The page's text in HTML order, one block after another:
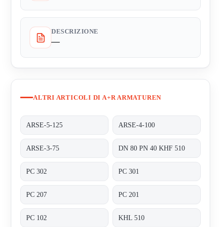
DESCRIZIONE
—
ALTRI ARTICOLI DI A+R ARMATUREN
ARSE-5-125 ARSE-4-100
ARSE-3-75 DN 80 PN 40 KHF 510
PC 302 PC 301
PC 207 PC 201
PC 102 KHL 510